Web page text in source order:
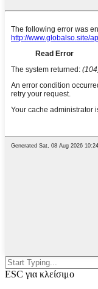
ESC για κλείσιμο